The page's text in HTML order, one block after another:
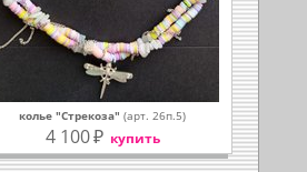
колье "Стрекоза" (арт. 26п.5)
4 100₽ купить